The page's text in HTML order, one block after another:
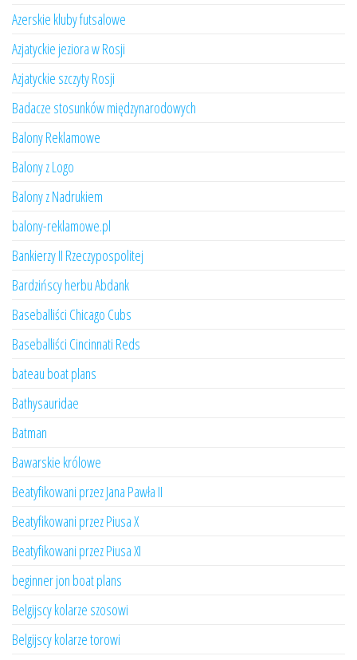
Azerskie kluby futsalowe
Azjatyckie jeziora w Rosji
Azjatyckie szczyty Rosji
Badacze stosunków międzynarodowych
Balony Reklamowe
Balony z Logo
Balony z Nadrukiem
balony-reklamowe.pl
Bankierzy II Rzeczypospolitej
Bardzińscy herbu Abdank
Baseballiści Chicago Cubs
Baseballiści Cincinnati Reds
bateau boat plans
Bathysauridae
Batman
Bawarskie królowe
Beatyfikowani przez Jana Pawła II
Beatyfikowani przez Piusa X
Beatyfikowani przez Piusa XI
beginner jon boat plans
Belgijscy kolarze szosowi
Belgijscy kolarze torowi